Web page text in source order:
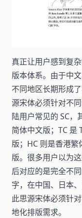
真正让用户感到复
版本体系。由于中
不同地区长期形成
源宋体必须针对不
陆用户常见的 SC
简体中文版；TC
版；HC 则是香港繁
版。很多用户以为
后对应的是完全不
字，在中国、日本
此思源宋体必须针
地化排版需求。